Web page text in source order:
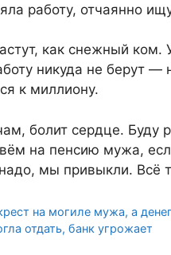
работу, отчаянно
как снежный
никуда не берут —
к миллиону.
болит сердце. Буду
на пенсию мужа,
мы привыкли. Всё
на могиле мужа, а
отдать, банк угрожает